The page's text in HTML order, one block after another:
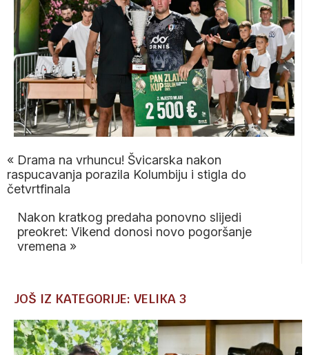
« Drama na vrhuncu! Švicarska nakon
raspucavanja porazila Kolumbiju i stigla do
četvrtfinala
Nakon kratkog predaha ponovno slijedi
preokret: Vikend donosi novo pogoršanje
vremena »
JOŠ IZ KATEGORIJE: VELIKA 3